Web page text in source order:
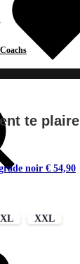
te plaire
noir € 54,90
XL
XXL